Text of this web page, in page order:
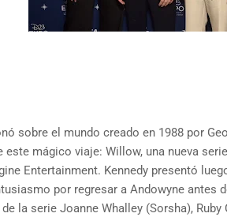
sobre el mundo creado en 1988 por
este mágico viaje: Willow, una nueva
Entertainment. Kennedy presentó
por regresar a Andowyne antes
la serie Joanne Whalley (Sorsha),